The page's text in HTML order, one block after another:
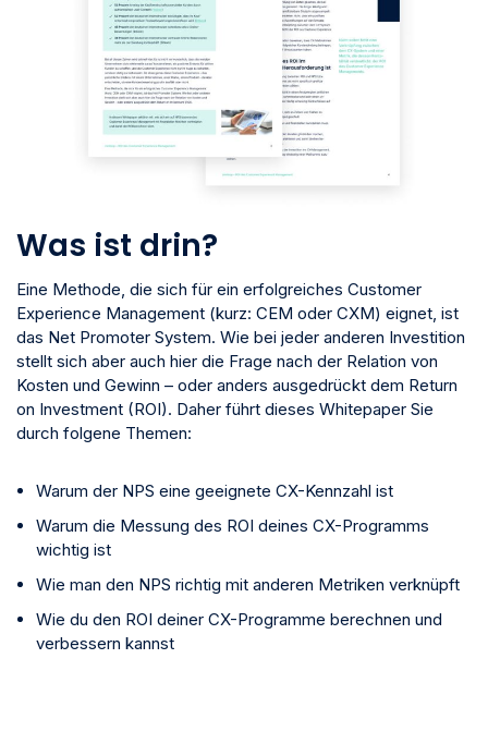
Was ist drin?
Eine Methode, die sich für ein erfolgreiches Customer
Experience Management (kurz: CEM oder CXM) eignet, ist
das Net Promoter System. Wie bei jeder anderen Investition
stellt sich aber auch hier die Frage nach der Relation von
Kosten und Gewinn – oder anders ausgedrückt dem Return
on Investment (ROI). Daher führt dieses Whitepaper Sie
durch folgene Themen:
Warum der NPS eine geeignete CX-Kennzahl ist
Warum die Messung des ROI deines CX-Programms
wichtig ist
Wie man den NPS richtig mit anderen Metriken verknüpft
Wie du den ROI deiner CX-Programme berechnen und
verbessern kannst